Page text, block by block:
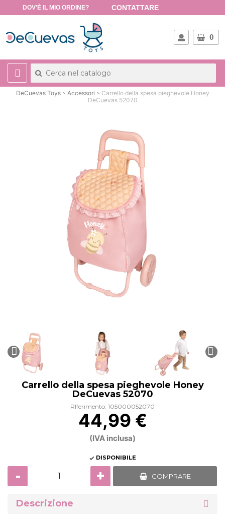
DOV'È IL MIO ORDINE? CONTATTARE
0
DeCuevas Toys Accessori
Carrello della spesa pieghevole Honey
DeCuevas 52070
Carrello della spesa pieghevole Honey
DeCuevas 52070
RIferimento: 105000052070
44,99 €
(IVA inclusa)
 DISPONIBILE
- + COMPRARE
Descrizione